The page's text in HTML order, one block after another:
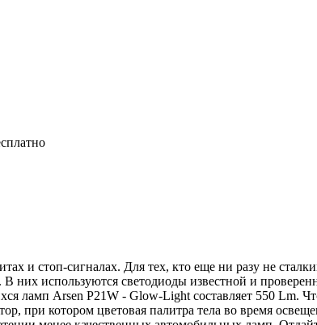
и стоп-сигналах. Для тех, кто еще ни разу не
них используются светодиоды известной и
ламп Arsen P21W - Glow-Light составляет 550 Lm.
при котором цветовая палитра тела во время